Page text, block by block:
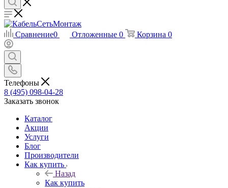
Сравнение0 Отложенные 0 Корзина 0
Телефоны
8 (495) 098-04-28
Заказать звонок
Каталог
Акции
Услуги
Блог
Производители
Как купить
Назад
Как купить